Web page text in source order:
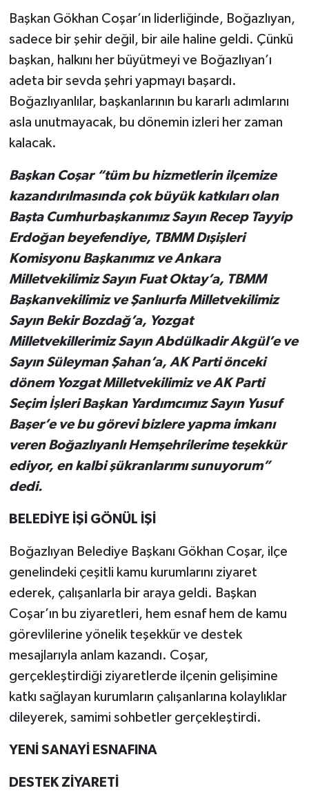
Başkan Gökhan Coşar’ın liderliğinde, Boğazlıyan,
sadece bir şehir değil, bir aile haline geldi. Çünkü
başkan, halkını her büyütmeyi ve Boğazlıyan’ı
adeta bir sevda şehri yapmayı başardı.
Boğazlıyanlılar, başkanlarının bu kararlı adımlarını
asla unutmayacak, bu dönemin izleri her zaman
kalacak.
Başkan Coşar “tüm bu hizmetlerin ilçemize
kazandırılmasında çok büyük katkıları olan
Başta Cumhurbaşkanımız Sayın Recep Tayyip
Erdoğan beyefendiye, TBMM Dışişleri
Komisyonu Başkanımız ve Ankara
Milletvekilimiz Sayın Fuat Oktay’a, TBMM
Başkanvekilimiz ve Şanlıurfa Milletvekilimiz
Sayın Bekir Bozdağ’a, Yozgat
Milletvekillerimiz Sayın Abdülkadir Akgül’e ve
Sayın Süleyman Şahan’a, AK Parti önceki
dönem Yozgat Milletvekilimiz ve AK Parti
Seçim İşleri Başkan Yardımcımız Sayın Yusuf
Başer’e ve bu görevi bizlere yapma imkanı
veren Boğazlıyanlı Hemşehrilerime teşekkür
ediyor, en kalbi şükranlarımı sunuyorum”
dedi.
BELEDİYE İŞİ GÖNÜL İŞİ
Boğazlıyan Belediye Başkanı Gökhan Coşar, ilçe
genelindeki çeşitli kamu kurumlarını ziyaret
ederek, çalışanlarla bir araya geldi. Başkan
Coşar’ın bu ziyaretleri, hem esnaf hem de kamu
görevlilerine yönelik teşekkür ve destek
mesajlarıyla anlam kazandı. Coşar,
gerçekleştirdiği ziyaretlerde ilçenin gelişimine
katkı sağlayan kurumların çalışanlarına kolaylıklar
dileyerek, samimi sohbetler gerçekleştirdi.
YENİ SANAYİ ESNAFINA
DESTEK ZİYARETİ